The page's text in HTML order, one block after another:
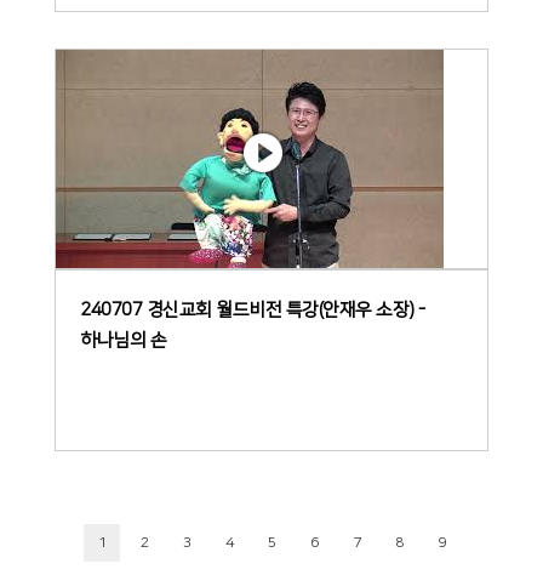
240707 경신교회 월드비전 특강(안재우 소장) -
하나님의 손
1 2 3 4 5 6 7 8 9